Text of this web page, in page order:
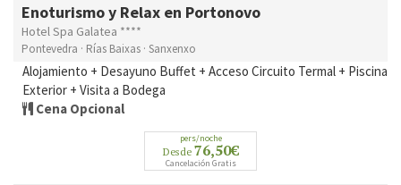
Enoturismo y Relax en Portonovo
Hotel Spa Galatea ****
Pontevedra · Rías Baixas · Sanxenxo
Alojamiento + Desayuno Buffet + Acceso Circuito Termal + Piscina
Exterior + Visita a Bodega
Cena Opcional
pers/noche
Desde 76,50€
Cancelación Gratis